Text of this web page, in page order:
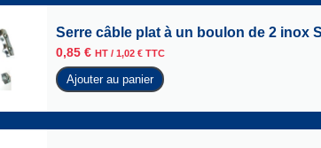
Serre câble plat à un boulon de 2 inox
0,85 € HT / 1,02 € TTC
Ajouter au panier